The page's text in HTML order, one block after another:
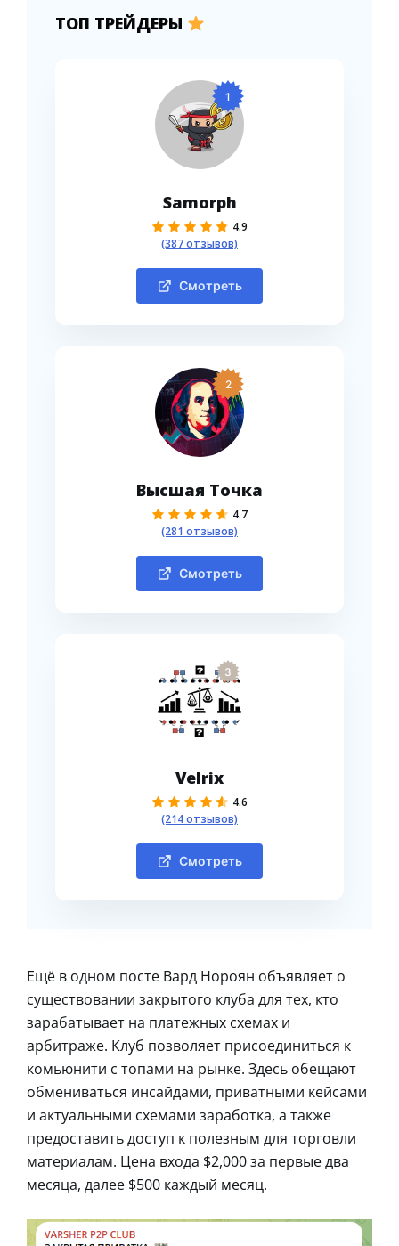
ТОП ТРЕЙДЕРЫ
1
Samorph
4.9
(387 отзывов)
Смотреть
2
Высшая Точка
4.7
(281 отзывов)
Смотреть
3
Velrix
4.6
(214 отзывов)
Смотреть
Ещё в одном посте Вард Нороян объявляет о
существовании закрытого клуба для тех, кто
зарабатывает на платежных схемах и
арбитраже. Клуб позволяет присоединиться к
комьюнити с топами на рынке. Здесь обещают
обмениваться инсайдами, приватными кейсами
и актуальными схемами заработка, а также
предоставить доступ к полезным для торговли
материалам. Цена входа $2,000 за первые два
месяца, далее $500 каждый месяц.